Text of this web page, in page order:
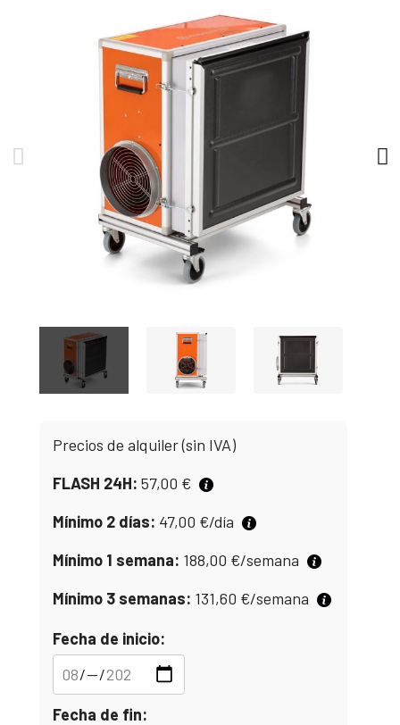
Precios de alquiler (sin IVA)
FLASH 24H: 57,00 €
Mínimo 2 días: 47,00 €/día
Mínimo 1 semana: 188,00 €/semana
Mínimo 3 semanas: 131,60 €/semana
Fecha de inicio:
Fecha de fin: